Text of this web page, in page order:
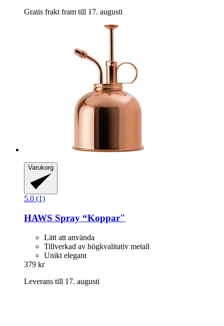
Gratis frakt fram till 17. augusti
Varukorg
5.0 (1)
HAWS Spray “Koppar"
Lätt att använda
Tillverkad av högkvalitativ metall
Unikt elegant
379 kr
Leverans till 17. augusti